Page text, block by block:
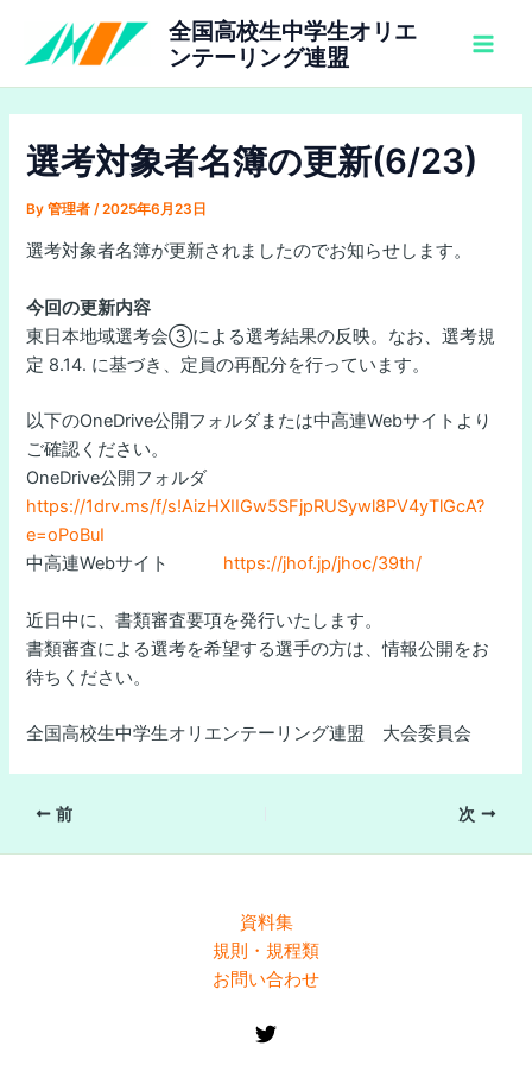
全国高校生中学生オリエ
ンテーリング連盟
選考対象者名簿の更新(6/23)
By管理者/2025年6月23日
選考対象者名簿が更新されましたのでお知らせします。
今回の更新内容
東日本地域選考会③による選考結果の反映。なお、選考規
定 8.14. に基づき、定員の再配分を行っています。
以下のOneDrive公開フォルダまたは中高連Webサイトより
ご確認ください。
OneDrive公開フォルダ
https://1drv.ms/f/s!AizHXIIGw5SFjpRUSywl8PV4yTlGcA?
e=oPoBuI
中高連Webサイト https://jhof.jp/jhoc/39th/
近日中に、書類審査要項を発行いたします。
書類審査による選考を希望する選手の方は、情報公開をお
待ちください。
全国高校生中学生オリエンテーリング連盟 大会委員会
前 次
資料集
規則・規程類
お問い合わせ